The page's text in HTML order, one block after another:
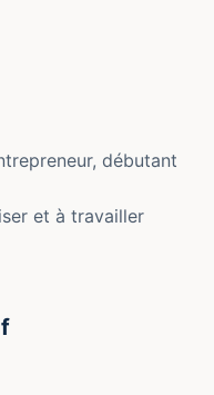
débutant
et à travailler